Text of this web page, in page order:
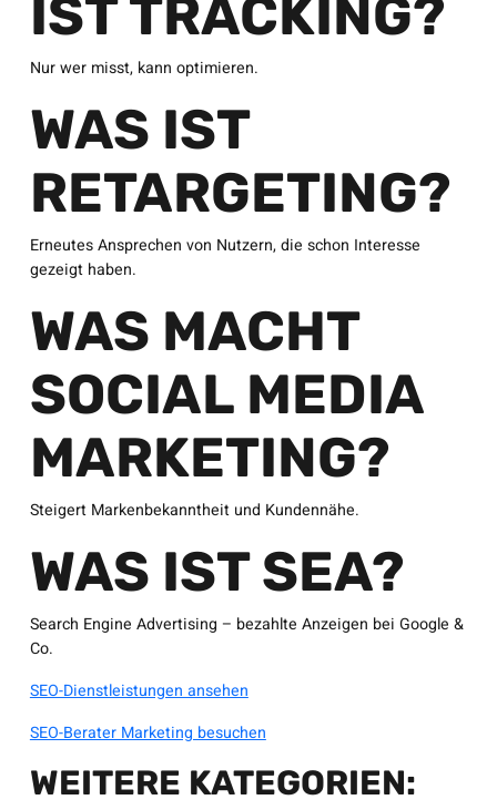
IST TRACKING?
Nur wer misst, kann optimieren.
WAS IST
RETARGETING?
Erneutes Ansprechen von Nutzern, die schon Interesse
gezeigt haben.
WAS MACHT
SOCIAL MEDIA
MARKETING?
Steigert Markenbekanntheit und Kundennähe.
WAS IST SEA?
Search Engine Advertising – bezahlte Anzeigen bei Google &
Co.
SEO-Dienstleistungen ansehen
SEO-Berater Marketing besuchen
WEITERE KATEGORIEN: